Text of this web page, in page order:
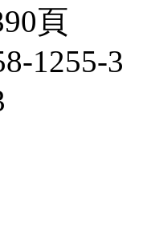
頁
1255-3